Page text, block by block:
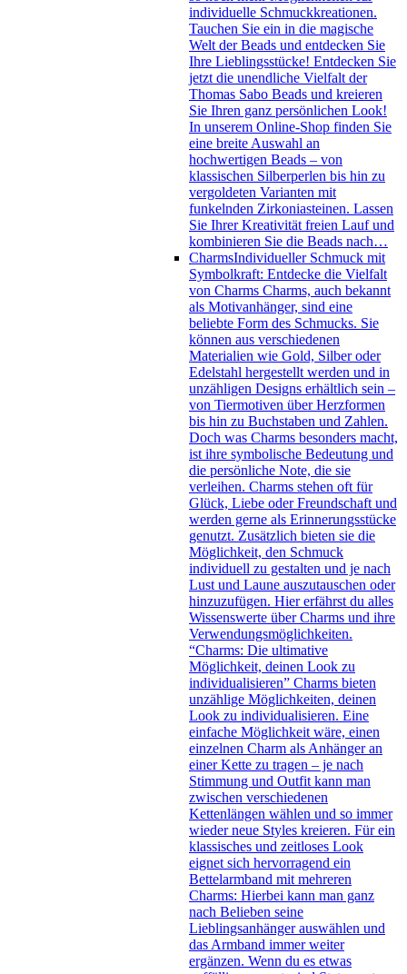
individuelle Schmuckkreationen.
Tauchen Sie ein in die magische
Welt der Beads und entdecken Sie
Ihre Lieblingsstücke! Entdecken Sie
jetzt die unendliche Vielfalt der
Thomas Sabo Beads und kreieren
Sie Ihren ganz persönlichen Look!
In unserem Online-Shop finden Sie
eine breite Auswahl an
hochwertigen Beads – von
klassischen Silberperlen bis hin zu
vergoldeten Varianten mit
funkelnden Zirkoniasteinen. Lassen
Sie Ihrer Kreativität freien Lauf und
kombinieren Sie die Beads nach…
CharmsIndividueller Schmuck mit
Symbolkraft: Entdecke die Vielfalt
von Charms Charms, auch bekannt
als Motivanhänger, sind eine
beliebte Form des Schmucks. Sie
können aus verschiedenen
Materialien wie Gold, Silber oder
Edelstahl hergestellt werden und in
unzähligen Designs erhältlich sein –
von Tiermotiven über Herzformen
bis hin zu Buchstaben und Zahlen.
Doch was Charms besonders macht,
ist ihre symbolische Bedeutung und
die persönliche Note, die sie
verleihen. Charms stehen oft für
Glück, Liebe oder Freundschaft und
werden gerne als Erinnerungsstücke
genutzt. Zusätzlich bieten sie die
Möglichkeit, den Schmuck
individuell zu gestalten und je nach
Lust und Laune auszutauschen oder
hinzuzufügen. Hier erfährst du alles
Wissenswerte über Charms und ihre
Verwendungsmöglichkeiten.
“Charms: Die ultimative
Möglichkeit, deinen Look zu
individualisieren” Charms bieten
unzählige Möglichkeiten, deinen
Look zu individualisieren. Eine
einfache Möglichkeit wäre, einen
einzelnen Charm als Anhänger an
einer Kette zu tragen – je nach
Stimmung und Outfit kann man
zwischen verschiedenen
Kettenlängen wählen und so immer
wieder neue Styles kreieren. Für ein
klassisches und zeitloses Look
eignet sich hervorragend ein
Bettelarmband mit mehreren
Charms: Hierbei kann man ganz
nach Belieben seine
Lieblingsanhänger auswählen und
das Armband immer weiter
ergänzen. Wenn du es etwas